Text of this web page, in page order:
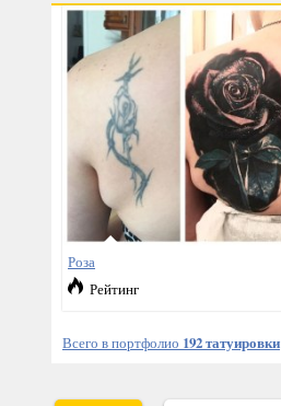
Роза
Рейтинг
Всего в портфолио 192 татуировки